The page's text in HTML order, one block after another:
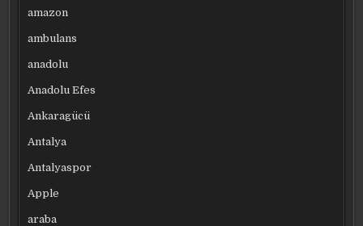
amazon
ambulans
anadolu
Anadolu Efes
Ankaragücü
Antalya
Antalyaspor
Apple
araba